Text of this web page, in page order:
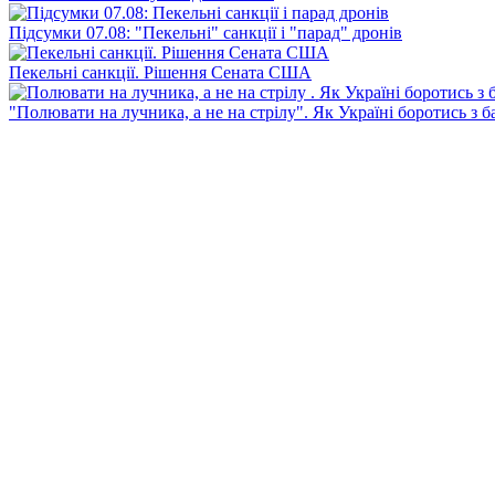
Підсумки 07.08: "Пекельні" санкції і "парад" дронів
Пекельні санкції. Рішення Сената США
"Полювати на лучника, а не на стрілу". Як Україні боротись з